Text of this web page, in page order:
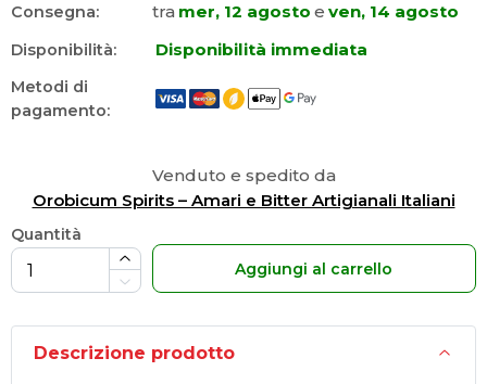
Consegna:
tra mer, 12 agosto e ven, 14 agosto
Disponibilità: Disponibilità immediata
Metodi di
pagamento:
Venduto e spedito da
Orobicum Spirits – Amari e Bitter Artigianali Italiani
Quantità
Aggiungi al carrello
Descrizione prodotto